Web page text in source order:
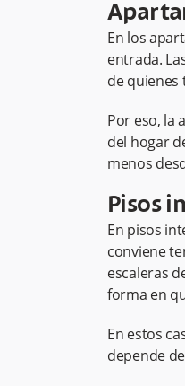
En los
entrada.
de quienes
Por eso, la
del hogar
menos
Pisos
En pisos
conviene
escaleras
forma en
En estos
depende